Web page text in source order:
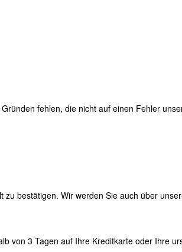
fehlen, die nicht auf einen Fehler
bestätigen. Wir werden Sie auch über
von 3 Tagen auf Ihre Kreditkarte oder Ihre